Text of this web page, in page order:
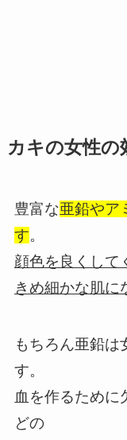
カキの女性の
豊富な亜鉛やア
す。
顔色を良くして
きめ細かな肌に
もちろん亜鉛は
す。
血を作るために
どの